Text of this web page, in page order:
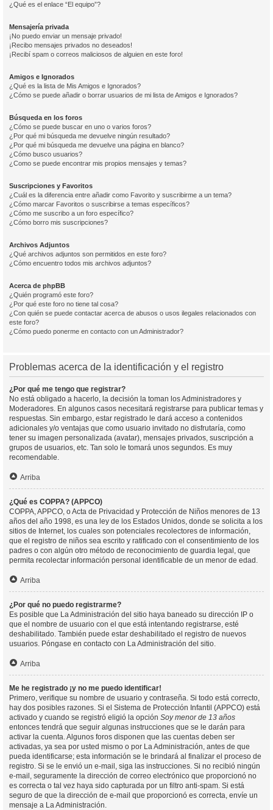
¿Qué es el enlace “El equipo”?
Mensajería privada
¡No puedo enviar un mensaje privado!
¡Recibo mensajes privados no deseados!
¡Recibí spam o correos maliciosos de alguien en este foro!
Amigos e Ignorados
¿Qué es la lista de Mis Amigos e Ignorados?
¿Cómo se puede añadir o borrar usuarios de mi lista de Amigos e Ignorados?
Búsqueda en los foros
¿Cómo se puede buscar en uno o varios foros?
¿Por qué mi búsqueda me devuelve ningún resultado?
¿Por qué mi búsqueda me devuelve una página en blanco?
¿Cómo busco usuarios?
¿Como se puede encontrar mis propios mensajes y temas?
Suscripciones y Favoritos
¿Cuál es la diferencia entre añadir como Favorito y suscribirme a un tema?
¿Cómo marcar Favoritos o suscribirse a temas específicos?
¿Cómo me suscribo a un foro específico?
¿Cómo borro mis suscripciones?
Archivos Adjuntos
¿Qué archivos adjuntos son permitidos en este foro?
¿Cómo encuentro todos mis archivos adjuntos?
Acerca de phpBB
¿Quién programó este foro?
¿Por qué este foro no tiene tal cosa?
¿Con quién se puede contactar acerca de abusos o usos ilegales relacionados con
este foro?
¿Cómo puedo ponerme en contacto con un Administrador?
Problemas acerca de la identificación y el registro
¿Por qué me tengo que registrar?
No está obligado a hacerlo, la decisión la toman los Administradores y
Moderadores. En algunos casos necesitará registrarse para publicar temas y
respuestas. Sin embargo, estar registrado le dará acceso a contenidos
adicionales y/o ventajas que como usuario invitado no disfrutaría, como
tener su imagen personalizada (avatar), mensajes privados, suscripción a
grupos de usuarios, etc. Tan solo le tomará unos segundos. Es muy
recomendable.
Arriba
¿Qué es COPPA? (APPCO)
COPPA, APPCO, o Acta de Privacidad y Protección de Niños menores de 13
años del año 1998, es una ley de los Estados Unidos, donde se solicita a los
sitios de Internet, los cuales son potenciales recolectores de información,
que el registro de niños sea escrito y ratificado con el consentimiento de los
padres o con algún otro método de reconocimiento de guardia legal, que
permita recolectar información personal identificable de un menor de edad.
Arriba
¿Por qué no puedo registrarme?
Es posible que La Administración del sitio haya baneado su dirección IP o
que el nombre de usuario con el que está intentando registrarse, esté
deshabilitado. También puede estar deshabilitado el registro de nuevos
usuarios. Póngase en contacto con La Administración del sitio.
Arriba
Me he registrado ¡y no me puedo identificar!
Primero, verifique su nombre de usuario y contraseña. Si todo está correcto,
hay dos posibles razones. Si el Sistema de Protección Infantil (APPCO) está
activado y cuando se registró eligió la opción Soy menor de 13 años
entonces tendrá que seguir algunas instrucciones que se le darán para
activar la cuenta. Algunos foros disponen que las cuentas deben ser
activadas, ya sea por usted mismo o por La Administración, antes de que
pueda identificarse; esta información se le brindará al finalizar el proceso de
registro. Si se le envió un e-mail, siga las instrucciones. Si no recibió ningún
e-mail, seguramente la dirección de correo electrónico que proporcionó no
es correcta o tal vez haya sido capturada por un filtro anti-spam. Si está
seguro de que la dirección de e-mail que proporcionó es correcta, envíe un
mensaje a La Administración.